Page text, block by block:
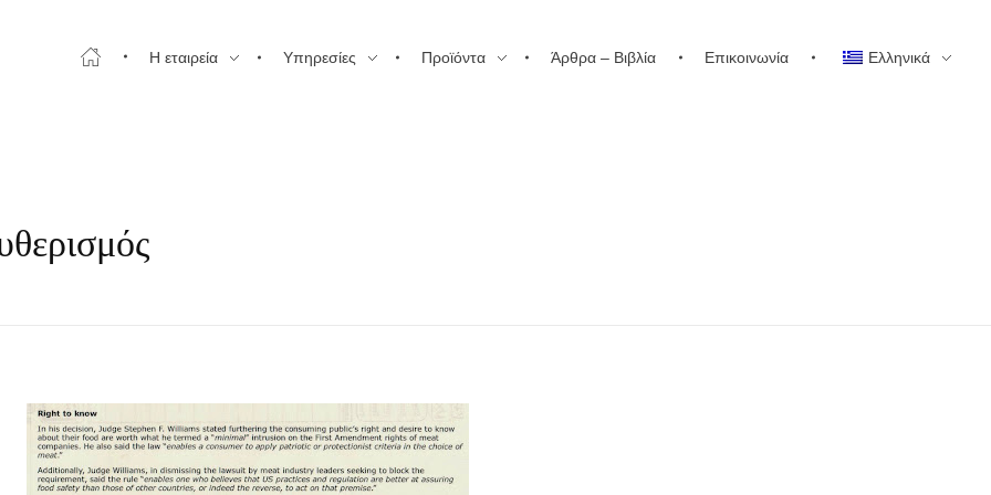
Η εταιρεία Υπηρεσίες Προϊόντα Άρθρα – Βιβλία Επικοινωνία Ελληνικά